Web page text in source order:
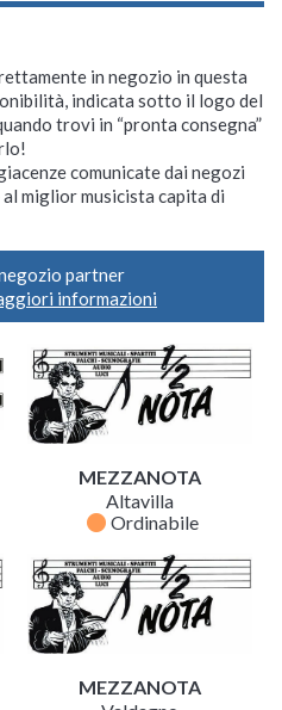
in negozio in questa
indicata sotto il logo del
trovi in “pronta consegna”
comunicate dai negozi
miglior musicista capita di
partner
informazioni
MEZZANOTA
Altavilla
fiber_manual_record Ordinabile
MEZZANOTA